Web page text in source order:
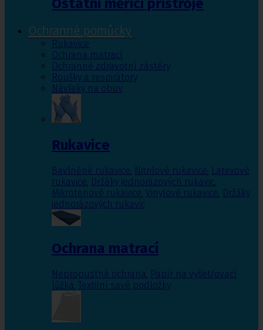
Ostatní měřící přístroje
Ochranné pomůcky
Rukavice
Ochrana matrací
Ochranné zdravotní zástěry
Roušky a respirátory
Návleky na obuv
Rukavice
Bavlněné rukavice, Nitrilové rukavice, Latexové
rukavice, Držáky jednorázových rukavic,
Mikrotenové rukavice, Vinylové rukavice, Držáky
jednorázových rukavic
Ochrana matrací
Nepropustná ochrana, Papír na vyšetřovací
lůžka, Textilní savé podložky